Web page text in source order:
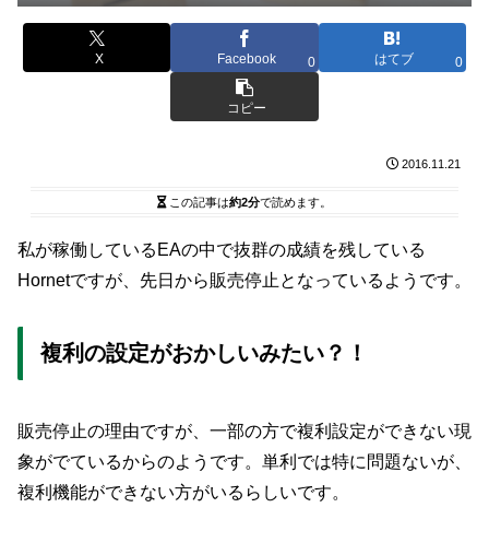
X Facebook 0 はてブ 0
コピー
2016.11.21
この記事は約2分で読めます。
私が稼働しているEAの中で抜群の成績を残している
Hornetですが、先日から販売停止となっているようです。
複利の設定がおかしいみたい？！
販売停止の理由ですが、一部の方で複利設定ができない現
象がでているからのようです。単利では特に問題ないが、
複利機能ができない方がいるらしいです。